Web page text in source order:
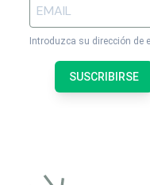
Introduzca su dirección de
SUSCRIBIRSE